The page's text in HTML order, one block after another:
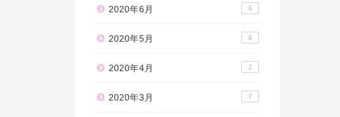
2020年6月 5
2020年5月 6
2020年4月 2
2020年3月 7